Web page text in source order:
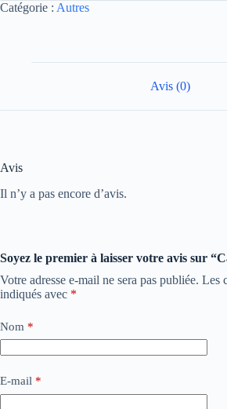
Catégorie : Autres
Avis (0)
Avis
Il n’y a pas encore d’avis.
Soyez le premier à laisser votre avis sur
Votre adresse e-mail ne sera pas publiée. Les
indiqués avec *
Nom *
E-mail *